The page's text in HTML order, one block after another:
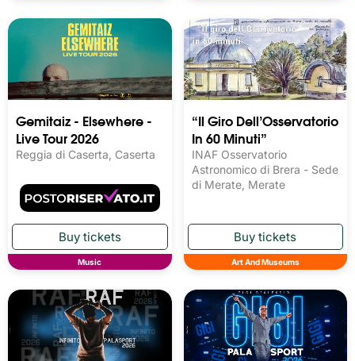
Gemitaiz - Elsewhere -
Live Tour 2026
Reggia di Caserta, Caserta
Music
“Il Giro Dell’Osservatorio
In 60 Minuti”
INAF Osservatorio
Astronomico di Brera - Sede
di Merate, Merate
Art And Museums